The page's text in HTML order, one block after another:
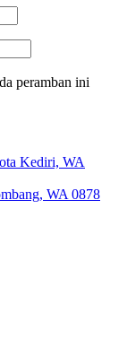
peramban ini
Kediri, WA
WA 0878